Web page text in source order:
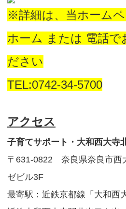
※詳細は、当ホーム
ホーム または 電話で
ださい
TEL:0742-34-5700
アクセス
子育てサポート・大和西大寺
〒631-0822 奈良県奈良市西
ゼビル3F
最寄駅：近鉄京都線「大和西